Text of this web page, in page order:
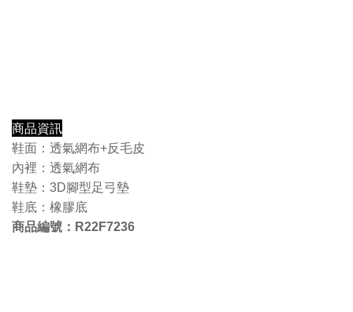
商品資訊
鞋面：透氣網布+反毛皮
內裡：透氣網布
鞋墊：3D腳型足弓墊
鞋底：橡膠底
商品編號： R22F7236